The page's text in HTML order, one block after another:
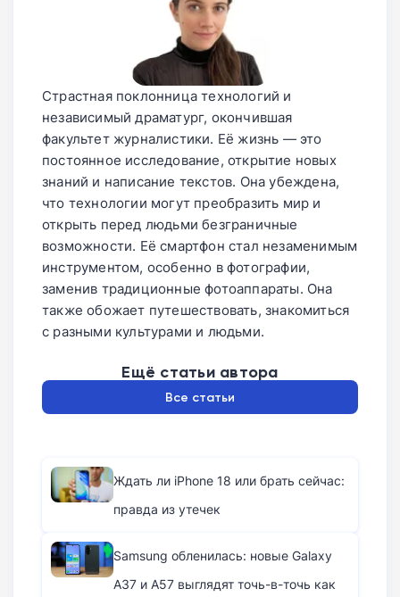
Страстная поклонница технологий и
независимый драматург, окончившая
факультет журналистики. Её жизнь — это
постоянное исследование, открытие новых
знаний и написание текстов. Она убеждена,
что технологии могут преобразить мир и
открыть перед людьми безграничные
возможности. Её смартфон стал незаменимым
инструментом, особенно в фотографии,
заменив традиционные фотоаппараты. Она
также обожает путешествовать, знакомиться
с разными культурами и людьми.
Ещё статьи автора
Все статьи
Ждать ли iPhone 18 или брать сейчас:
правда из утечек
Samsung обленилась: новые Galaxy
A37 и A57 выглядят точь-в-точь как